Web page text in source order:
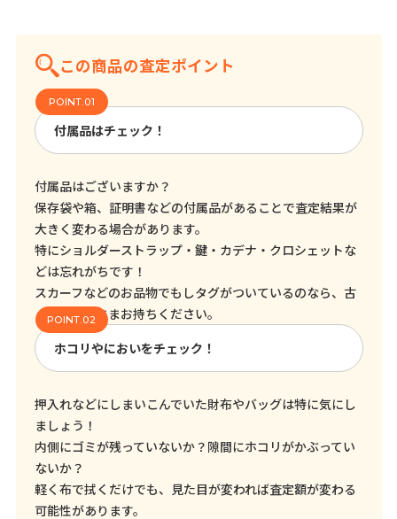
この商品の査定ポイント
付属品はチェック！
付属品はございますか？
保存袋や箱、証明書などの付属品があることで査定結果が
大きく変わる場合があります。
特にショルダーストラップ・鍵・カデナ・クロシェットな
どは忘れがちです！
スカーフなどのお品物でもしタグがついているのなら、古
くてもそのままお持ちください。
ホコリやにおいをチェック！
押入れなどにしまいこんでいた財布やバッグは特に気にし
ましょう！
内側にゴミが残っていないか？隙間にホコリがかぶってい
ないか？
軽く布で拭くだけでも、見た目が変われば査定額が変わる
可能性があります。